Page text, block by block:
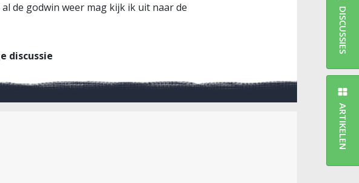
de godwin weer mag kijk ik uit naar de
discussie
DISCUSSIES
ARTIKELEN